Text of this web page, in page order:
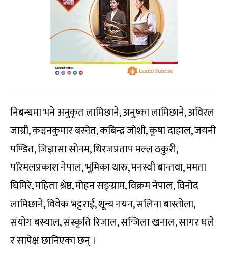
निबन्धमा भने अनुकृत लामिछाने, अनुष्का लामिछाने, अविरल
जाग्री, कञ्चनकुमार बस्नेत, कबिन्द्र जोशी, कृषा दाहाल, जयनी
पण्डित, जिज्ञासा सोनम, धिरजप्रताप मल्ल ठकुरी,
परिमलप्रकाश नेपाल, भूमिका थारु, मनस्वी बान्तवा, ममता
घिमिरे, महिता श्रेष्ठ, मोहन सङ्ग्राम, विक्रम नेपाल, विनोद
लामिछाने, विवेक भट्टराई, शून्य नयन, सलिना बास्तोला,
संयोग बस्याल, संस्कृति रिजाल, सन्जिला खनाल, सागर घले
र सापेक्ष छानिएका छन् ।